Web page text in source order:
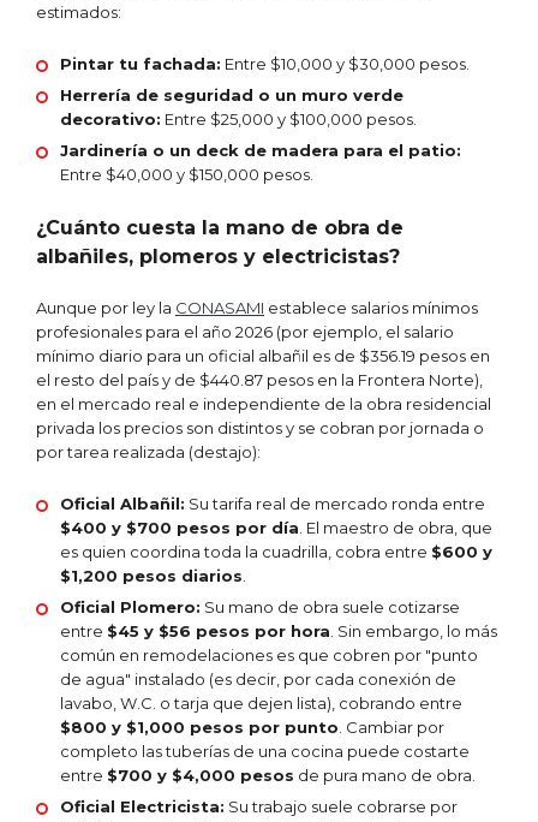
estimados:
Pintar tu fachada: Entre $10,000 y $30,000 pesos.
Herrería de seguridad o un muro verde
decorativo: Entre $25,000 y $100,000 pesos.
Jardinería o un deck de madera para el patio:
Entre $40,000 y $150,000 pesos.
¿Cuánto cuesta la mano de obra de
albañiles, plomeros y electricistas?
Aunque por ley la CONASAMI establece salarios mínimos
profesionales para el año 2026 (por ejemplo, el salario
mínimo diario para un oficial albañil es de $356.19 pesos en
el resto del país y de $440.87 pesos en la Frontera Norte),
en el mercado real e independiente de la obra residencial
privada los precios son distintos y se cobran por jornada o
por tarea realizada (destajo):
Oficial Albañil: Su tarifa real de mercado ronda entre
$400 y $700 pesos por día . El maestro de obra, que
es quien coordina toda la cuadrilla, cobra entre $600 y
$1,200 pesos diarios
Oficial Plomero: Su mano de obra suele cotizarse
entre $45 y $56 pesos por hora . Sin embargo, lo más
común en remodelaciones es que cobren por "punto
de agua" instalado (es decir, por cada conexión de
lavabo, W.C. o tarja que dejen lista), cobrando entre
$800 y $1,000 pesos por punto Cambiar por
completo las tuberías de una cocina puede costarte
entre $700 y $4,000 pesos de pura mano de obra.
Oficial Electricista: Su trabajo suele cobrarse por